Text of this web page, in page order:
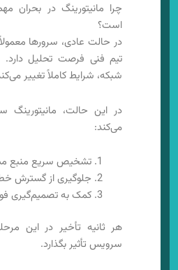
چرا مانیتورینگ در بحران
است؟
در حالت عادی، سرورها معمولاً
تیم فنی فرصت تحلیل دارد.
شبکه، شرایط کاملاً تغییر
در این حالت،
می‌کند:
تشخیص سریع منبع
جلوگیری از گسترش
کمک به تصمیم‌گیری
هر ثانیه تأخیر در این
سرویس تأثیر بگذارد.